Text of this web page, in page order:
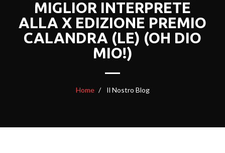
MIGLIOR INTERPRETE
ALLA X EDIZIONE PREMIO
CALANDRA (LE) (OH DIO
MIO!)
Home Il Nostro Blog